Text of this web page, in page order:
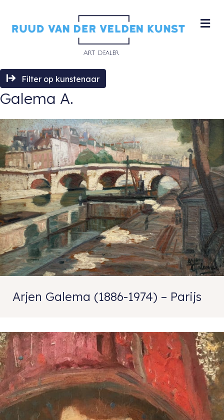
Filter op kunstenaar
Galema A.
Arjen Galema (1886-1974) – Parijs